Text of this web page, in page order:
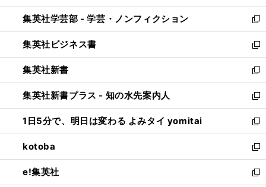
開
く
ウ
で
開
く
ン
ド
ウ
で
開
く
ウ
ィ
ン
ド
ウ
で
開
く
集英社学芸部 - 学芸・ノンフィクション
新
し
い
ウ
ィ
ン
ド
ウ
で
開
く
集英社ビジネス書
新
し
い
ウ
ィ
ン
ド
ウ
で
開
く
集英社新書
新
し
い
ウ
ィ
ン
ド
ウ
で
開
集英社新書プラス - 知の水先案内人
新
し
い
ウ
ィ
ン
ド
1日5分で、明日は変わる よみタイ yomitai
新
し
い
ウ
ィ
kotoba
新
し
い
e!集英社
新